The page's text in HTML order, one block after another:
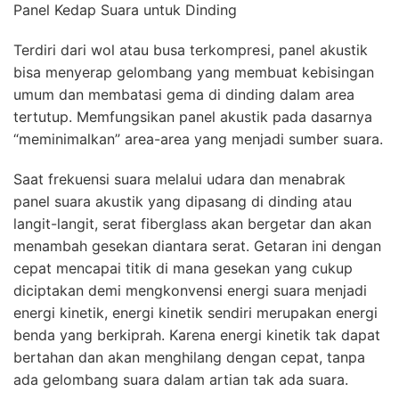
Panel Kedap Suara untuk Dinding
Terdiri dari wol atau busa terkompresi, panel akustik
bisa menyerap gelombang yang membuat kebisingan
umum dan membatasi gema di dinding dalam area
tertutup. Memfungsikan panel akustik pada dasarnya
“meminimalkan” area-area yang menjadi sumber suara.
Saat frekuensi suara melalui udara dan menabrak
panel suara akustik yang dipasang di dinding atau
langit-langit, serat fiberglass akan bergetar dan akan
menambah gesekan diantara serat. Getaran ini dengan
cepat mencapai titik di mana gesekan yang cukup
diciptakan demi mengkonvensi energi suara menjadi
energi kinetik, energi kinetik sendiri merupakan energi
benda yang berkiprah. Karena energi kinetik tak dapat
bertahan dan akan menghilang dengan cepat, tanpa
ada gelombang suara dalam artian tak ada suara.